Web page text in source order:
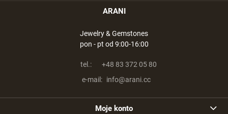
ARANI
Jewelry & Gemstones
pon - pt od 9:00-16:00
tel.:
+48 83 372 05 80
e-mail: info@arani.cc
Moje konto